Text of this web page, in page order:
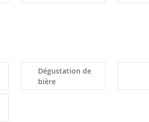
Dégustation de
bière